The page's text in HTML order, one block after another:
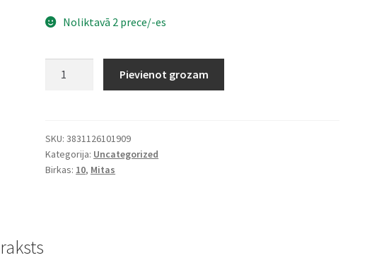
Noliktavā 2 prece/-es
120/70
-
10
Pievienot grozam
SKU:3831126101909
Kategorija: Uncategorized
Birkas: 10, Mitas